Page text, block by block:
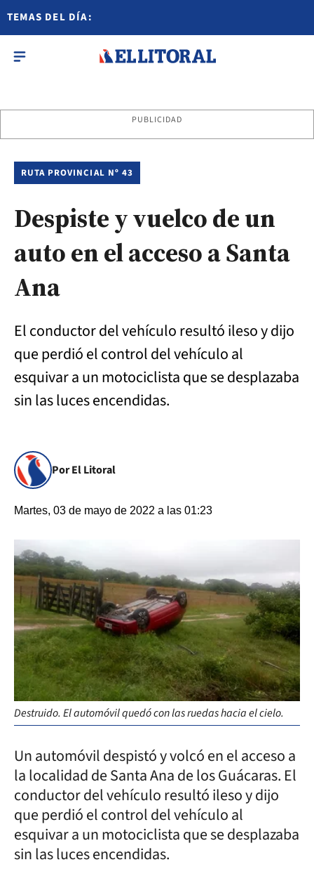
TEMAS DEL DÍA:
PUBLICIDAD
RUTA PROVINCIAL Nº 43
Despiste y vuelco de un
auto en el acceso a Santa
Ana
El conductor del vehículo resultó ileso y dijo
que perdió el control del vehículo al
esquivar a un motociclista que se desplazaba
sin las luces encendidas.
Por El Litoral
Martes, 03 de mayo de 2022 a las 01:23
Destruido. El automóvil quedó con las ruedas hacia el cielo.
Un automóvil despistó y volcó en el acceso a
la localidad de Santa Ana de los Guácaras. El
conductor del vehículo resultó ileso y dijo
que perdió el control del vehículo al
esquivar a un motociclista que se desplazaba
sin las luces encendidas.